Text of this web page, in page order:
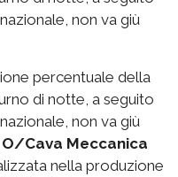
non va giù
percentuale della
di notte, a seguito
non va giù
Cava Meccanica
nella produzione